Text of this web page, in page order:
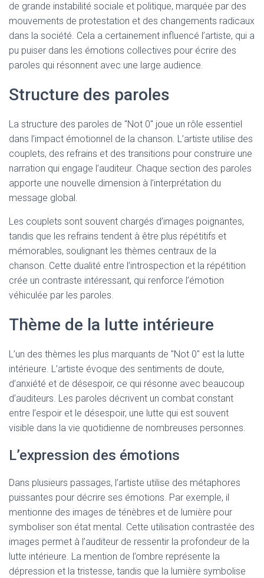
de grande instabilité sociale et politique, marquée par des
mouvements de protestation et des changements radicaux
dans la société. Cela a certainement influencé l’artiste, qui a
pu puiser dans les émotions collectives pour écrire des
paroles qui résonnent avec une large audience.
Structure des paroles
La structure des paroles de "Not 0" joue un rôle essentiel
dans l’impact émotionnel de la chanson. L’artiste utilise des
couplets, des refrains et des transitions pour construire une
narration qui engage l’auditeur. Chaque section des paroles
apporte une nouvelle dimension à l’interprétation du
message global.
Les couplets sont souvent chargés d’images poignantes,
tandis que les refrains tendent à être plus répétitifs et
mémorables, soulignant les thèmes centraux de la
chanson. Cette dualité entre l’introspection et la répétition
crée un contraste intéressant, qui renforce l’émotion
véhiculée par les paroles.
Thème de la lutte intérieure
L’un des thèmes les plus marquants de "Not 0" est la lutte
intérieure. L’artiste évoque des sentiments de doute,
d’anxiété et de désespoir, ce qui résonne avec beaucoup
d’auditeurs. Les paroles décrivent un combat constant
entre l’espoir et le désespoir, une lutte qui est souvent
visible dans la vie quotidienne de nombreuses personnes.
L’expression des émotions
Dans plusieurs passages, l’artiste utilise des métaphores
puissantes pour décrire ses émotions. Par exemple, il
mentionne des images de ténèbres et de lumière pour
symboliser son état mental. Cette utilisation contrastée des
images permet à l’auditeur de ressentir la profondeur de la
lutte intérieure. La mention de l’ombre représente la
dépression et la tristesse, tandis que la lumière symbolise